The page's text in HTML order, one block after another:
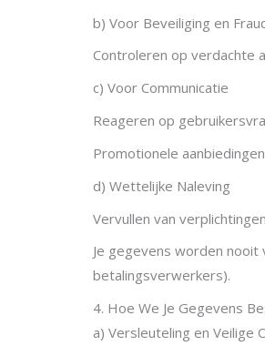
b) Voor Beveiliging en
Controleren op verdachte
c) Voor Communicatie
Reageren op
Promotionele
d) Wettelijke Naleving
Vervullen van
Je gegevens worden
betalingsverwerkers).
4. Hoe We Je Gegevens
a) Versleuteling en Veilige